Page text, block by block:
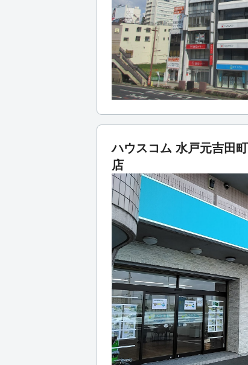
ハウスコム 水戸元吉田町
店